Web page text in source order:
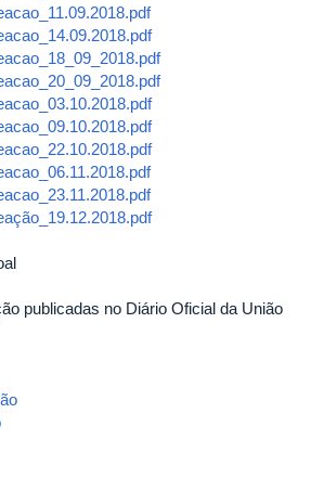
publicadas no Diário Oficial da União